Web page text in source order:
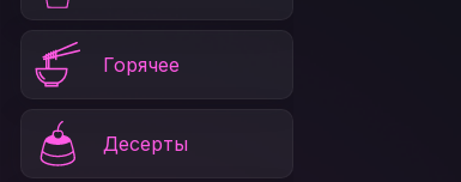
Горячее
Десерты